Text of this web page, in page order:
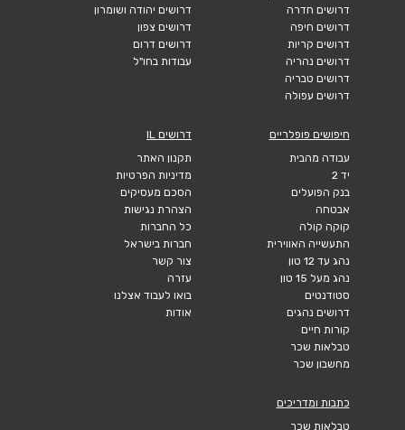
דרושים חדרה
דרושים חיפה
דרושים קריות
דרושים נהריה
דרושים טבריה
דרושים עפולה
דרושים יהודה ושומרון
דרושים צפון
דרושים דרום
עבודות בחו"ל
חיפושים פופלריים
עבודה מהבית
יד 2
בנק הפועלים
אבטחה
קוקה קולה
התעשייה האווירית
נהג עד 12 טון
נהג מעל 15 טון
סטודנטים
דרושים נהגים
קורות חיים
טבלאות שכר
מחשבון שכר
דרושים IL
תקנון האתר
מדיניות הפרטיות
הסכם מעסיקים
הצהרת נגישות
כל החברות
חברות בישראל
צור קשר
עזרה
בואו לעבוד אצלנו
אודות
כתבות ומדריכים
טבלאות שכר